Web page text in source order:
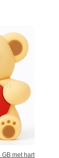
GB met hart